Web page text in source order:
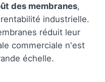
des membranes,
industrielle.
réduit leur
commerciale n'est
échelle.